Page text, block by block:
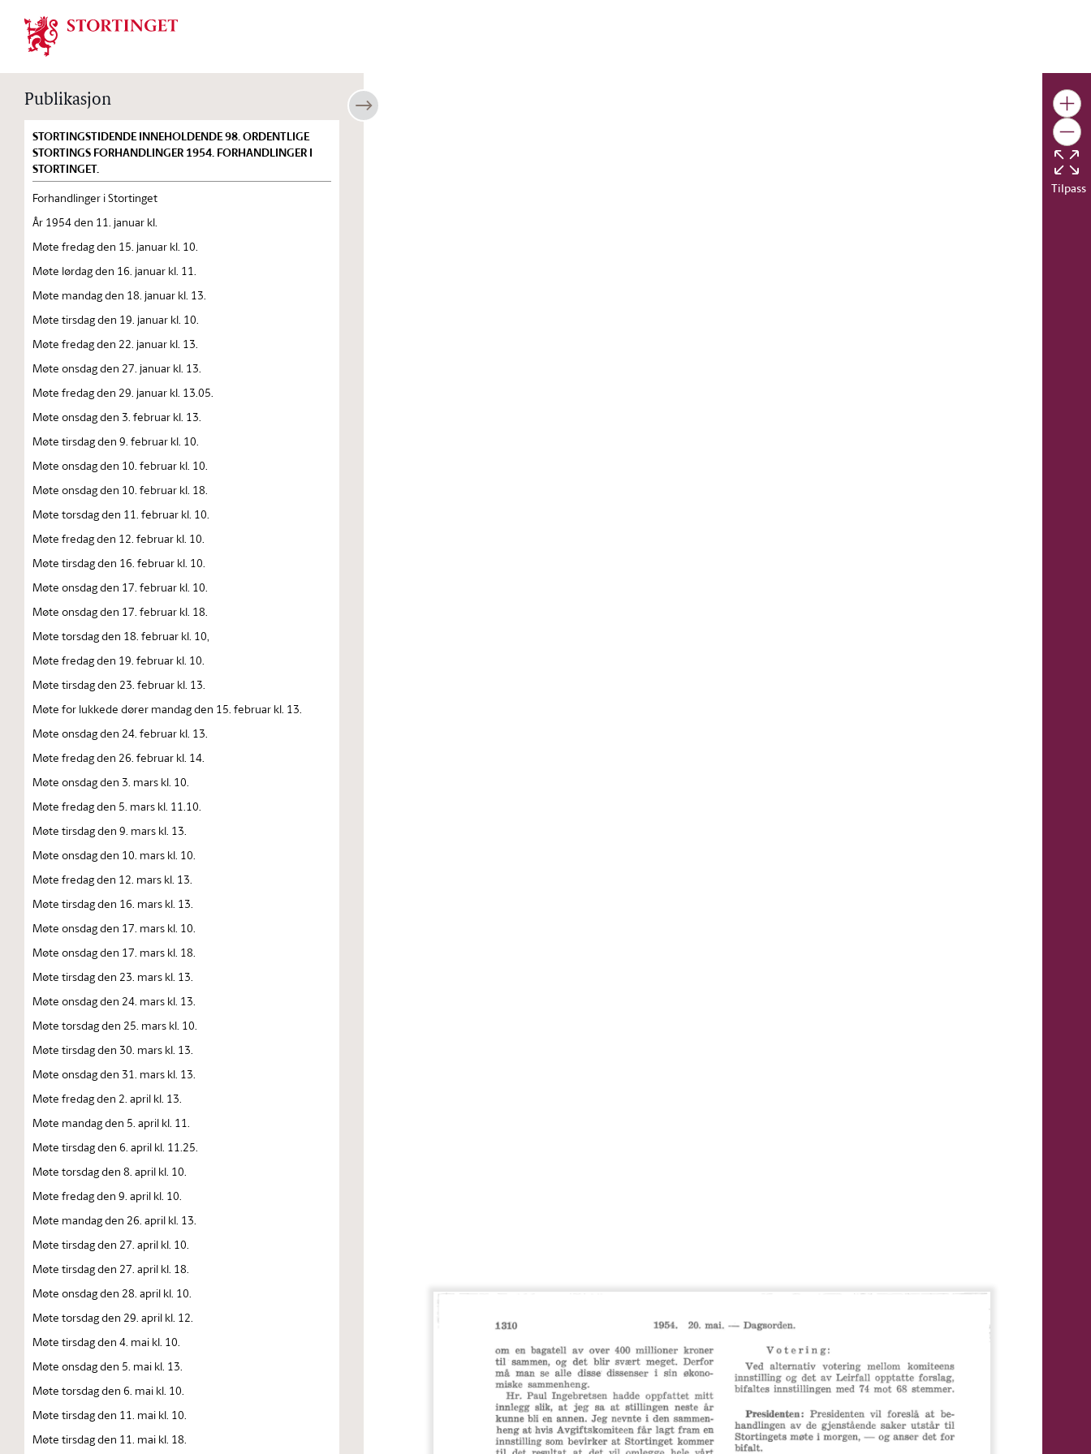
Stortinget.no
Publikasjon
STORTINGSTIDENDE INNEHOLDENDE 98. ORDENTLIGE
STORTINGS FORHANDLINGER 1954. FORHANDLINGER I
STORTINGET.
Forhandlinger i Stortinget
År 1954 den 11. januar kl.
Møte fredag den 15. januar kl. 10.
Møte lørdag den 16. januar kl. 11.
Møte mandag den 18. januar kl. 13.
Møte tirsdag den 19. januar kl. 10.
Møte fredag den 22. januar kl. 13.
Møte onsdag den 27. januar kl. 13.
Møte fredag den 29. januar kl. 13.05.
Møte onsdag den 3. februar kl. 13.
Møte tirsdag den 9. februar kl. 10.
Møte onsdag den 10. februar kl. 10.
Møte onsdag den 10. februar kl. 18.
Møte torsdag den 11. februar kl. 10.
Møte fredag den 12. februar kl. 10.
Møte tirsdag den 16. februar kl. 10.
Møte onsdag den 17. februar kl. 10.
Møte onsdag den 17. februar kl. 18.
Møte torsdag den 18. februar kl. 10,
Møte fredag den 19. februar kl. 10.
Møte tirsdag den 23. februar kl. 13.
Møte for lukkede dører mandag den 15. februar kl. 13.
Møte onsdag den 24. februar kl. 13.
Møte fredag den 26. februar kl. 14.
Møte onsdag den 3. mars kl. 10.
Møte fredag den 5. mars kl. 11.10.
Møte tirsdag den 9. mars kl. 13.
Møte onsdag den 10. mars kl. 10.
Møte fredag den 12. mars kl. 13.
Møte tirsdag den 16. mars kl. 13.
Møte onsdag den 17. mars kl. 10.
Møte onsdag den 17. mars kl. 18.
Møte tirsdag den 23. mars kl. 13.
Møte onsdag den 24. mars kl. 13.
Møte torsdag den 25. mars kl. 10.
Møte tirsdag den 30. mars kl. 13.
Møte onsdag den 31. mars kl. 13.
Møte fredag den 2. april kl. 13.
Møte mandag den 5. april kl. 11.
Møte tirsdag den 6. april kl. 11.25.
Møte torsdag den 8. april kl. 10.
Møte fredag den 9. april kl. 10.
Møte mandag den 26. april kl. 13.
Møte tirsdag den 27. april kl. 10.
Møte tirsdag den 27. april kl. 18.
Møte onsdag den 28. april kl. 10.
Møte torsdag den 29. april kl. 12.
Møte tirsdag den 4. mai kl. 10.
Møte onsdag den 5. mai kl. 13.
Møte torsdag den 6. mai kl. 10.
Møte tirsdag den 11. mai kl. 10.
Møte tirsdag den 11. mai kl. 18.